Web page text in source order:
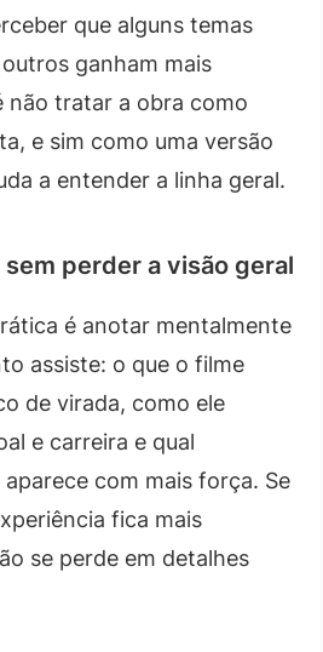
que alguns temas
ganham mais
não tratar a obra como
e sim como uma versão
a entender a linha geral.
perder a visão geral
é anotar mentalmente
assiste: o que o filme
de virada, como ele
e carreira e qual
com mais força. Se
fica mais
se perde em detalhes